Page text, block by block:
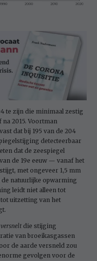
te zijn die minimaal zestig
2015. Voortman
dat bij 195 van de 204
detecteerbaar
dat de zeespiegel
de 19e eeuw — vanaf het
met ongeveer 1,5 mm
natuurlijke opwarming
leidt niet alleen tot
uitzetting van het
versnelt die stijging
van broeikasgassen
de aarde versneld zou
gevolgen voor de